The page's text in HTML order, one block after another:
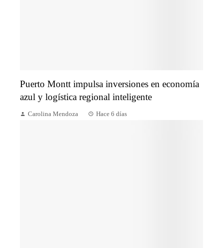
Puerto Montt impulsa inversiones en economía
azul y logística regional inteligente
Carolina Mendoza Hace 6 días